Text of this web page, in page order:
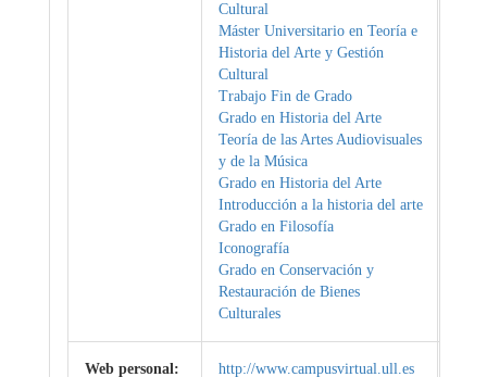
Cultural
Máster Universitario en Teoría e
Historia del Arte y Gestión
Cultural
Trabajo Fin de Grado
Grado en Historia del Arte
Teoría de las Artes Audiovisuales
y de la Música
Grado en Historia del Arte
Introducción a la historia del arte
Grado en Filosofía
Iconografía
Grado en Conservación y
Restauración de Bienes
Culturales
Web personal: http://www.campusvirtual.ull.es